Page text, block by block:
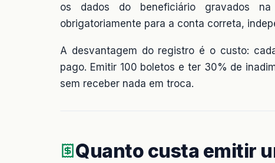
os dados do beneficiário gravados
obrigatoriamente para a conta correta,
A desvantagem do registro é o custo:
pago. Emitir 100 boletos e ter 30% de
sem receber nada em troca.
Quanto custa emitir